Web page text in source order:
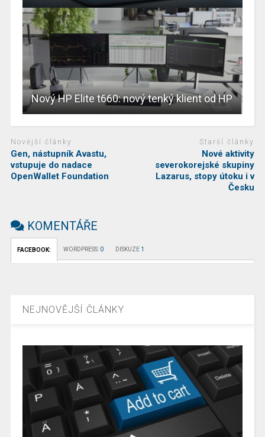
Nový HP Elite t660: nový tenký klient od HP
Novější články
Gen, nástupník Avastu,
vstupuje do nadace
OpenWallet Foundation
Starší články
Nové aktivity
severokorejské skupiny
Lazarus, stopy útoku i v
Česku
KOMENTÁŘE
FACEBOOK: WORDPRESS: 0 DISKUZE 1
NEJNOVĚJŠÍ ČLÁNKY